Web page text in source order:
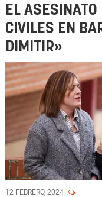
EL
CIVILES EN
DIMITIR»
12 FEBRERO, 2024